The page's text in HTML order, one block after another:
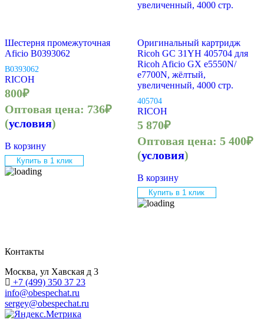
Шестерня промежуточная
Aficio B0393062
B0393062
RICOH
800₽
Оптовая цена: 736₽
(условия)
В корзину
Купить в 1 клик
Оригинальный картридж
Ricoh GC 31YH 405704 для
Ricoh Aficio GX e5550N/
e7700N, жёлтый,
увеличенный, 4000 стр.
405704
RICOH
5 870₽
Оптовая цена: 5 400₽
(условия)
В корзину
Купить в 1 клик
Контакты
Москва, ул Хавская д 3
+7 (499) 350 37 23
info@obespechat.ru
sergey@obespechat.ru